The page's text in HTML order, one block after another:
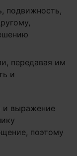
подвижность,
передавая им
и
и выражение
поэтому